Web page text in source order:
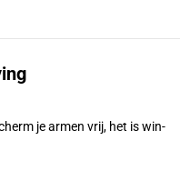
je armen vrij, het is win-